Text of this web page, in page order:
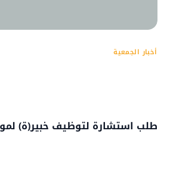
أخبار الجمعية
طلب استشارة لتوظيف خبير(ة)